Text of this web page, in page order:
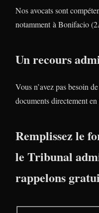
Nos avocats sont
notamment à Bonifacio
Un recours
Vous n’avez pas besoin
documents directement
Remplissez le
le Tribunal
rappelons